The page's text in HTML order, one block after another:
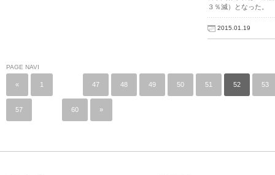
３％減）となった。
2015.01.19
PAGE NAVI
« 1 47 48 49 50 51 52 53
57 60 »